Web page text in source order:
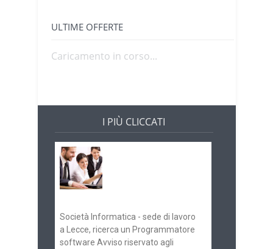
ULTIME OFFERTE
Caricamento in corso...
I PIÙ CLICCATI
Società Informatica - sede di lavoro
a Lecce, ricerca un Programmatore
software Avviso riservato agli